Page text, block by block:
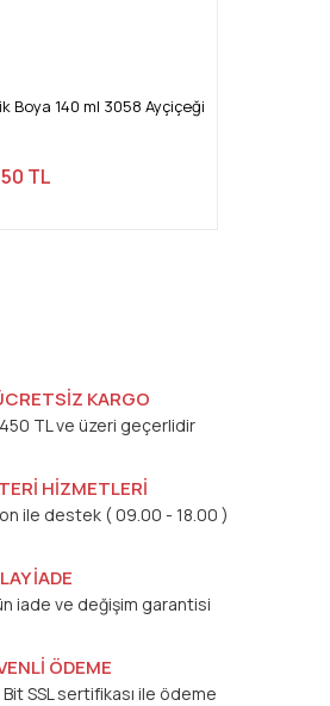
Boya 140 ml 3058 Ayçiçeği
TL
KARGO
TL ve üzeri geçerlidir
HİZMETLERİ
ile destek ( 09.00 - 18.00 )
İADE
iade ve değişim garantisi
ÖDEME
SSL sertifikası ile ödeme